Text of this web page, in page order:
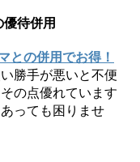
待併用
との併用でお得！
勝手が悪いと不便
の点優れています
っても困りませ